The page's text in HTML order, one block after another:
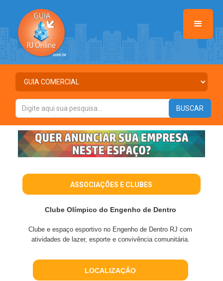
ASSOCIAÇÕES E CLUBES
Clube Olímpico do Engenho de Dentro
Clube e espaço esportivo no Engenho de Dentro RJ com
atividades de lazer, esporte e convivência comunitária.
LOCALIZAÇÃO